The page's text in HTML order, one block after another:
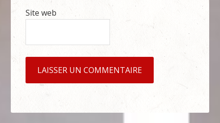
Site web